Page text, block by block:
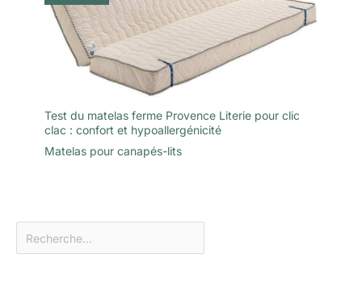
Test du matelas ferme Provence Literie pour clic
clac : confort et hypoallergénicité
Matelas pour canapés-lits